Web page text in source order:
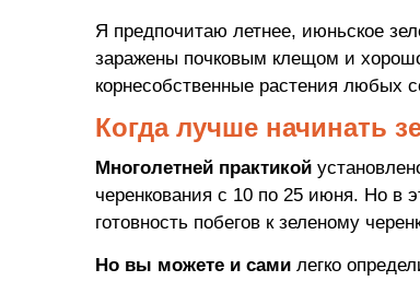
Я предпочитаю летнее, июньское
заражены почковым клещом и
корнесобственные растения любых
Когда лучше начинать
Многолетней практикой
черенкования с 10 по 25 июня. Но в
готовность побегов к зеленому
Но вы можете и сами легко